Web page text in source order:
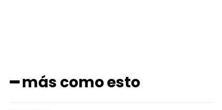
━ más como esto